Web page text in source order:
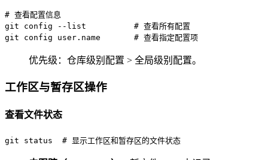
# 查看配置信息
git config --list # 查看所有配置
git config user.name # 查看指定配置项
优先级：仓库级别配置 > 全局级别配置。
工作区与暂存区操作
查看文件状态
git status # 显示工作区和暂存区的文件状态